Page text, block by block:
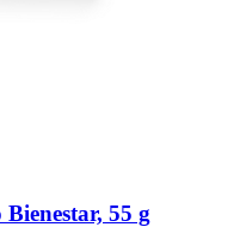
55 g